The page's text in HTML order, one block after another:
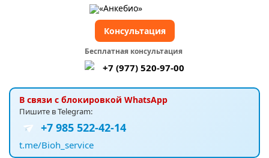
В связи с блокировкой WhatsApp
Пишите в Telegram:
+7 985 522-42-14
t.me/Bioh_service
Бесплатная консультация
+7 (977) 520-97-00
Консультация